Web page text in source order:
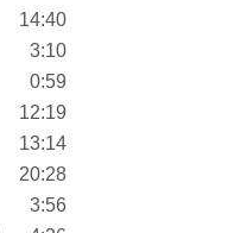
14:40
3:10
0:59
12:19
13:14
20:28
3:56